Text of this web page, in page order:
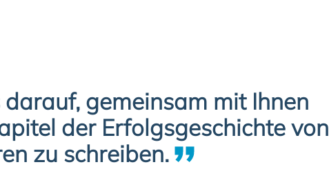
gemeinsam mit Ihnen
der Erfolgsgeschichte von
zu schreiben.